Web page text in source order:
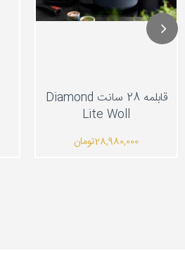
قابلمه 28 سانت Diamond
Lite Woll
28,980,000تومان